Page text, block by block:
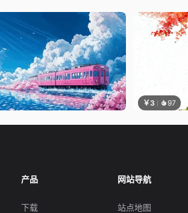
￥3 97
产品
下载
网站导航
站点地图